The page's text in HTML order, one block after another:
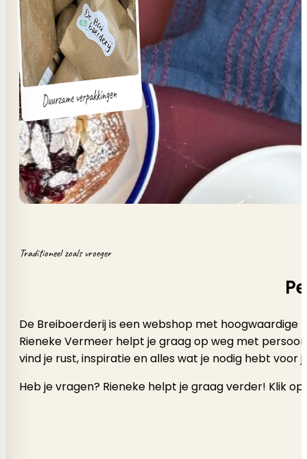
Traditioneel zoals vroeger
De Breiboerderij is een webshop met
Rieneke Vermeer helpt je graag op weg met
vind je rust, inspiratie en alles wat je nodig hebt voor
Heb je vragen? Rieneke helpt je graag verder! Klik